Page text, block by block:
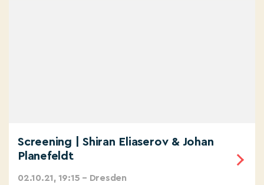
Screening | Shiran Eliaserov & Johan
Planefeldt
02.10.21, 19:15 – Dresden